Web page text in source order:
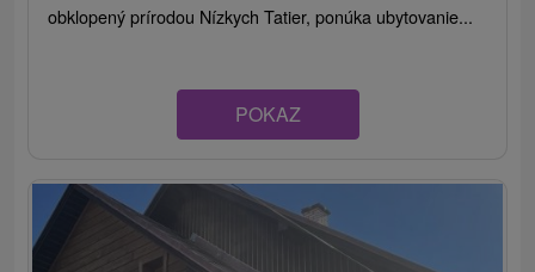
obklopený prírodou Nízkych Tatier, ponúka ubytovanie...
POKAZ